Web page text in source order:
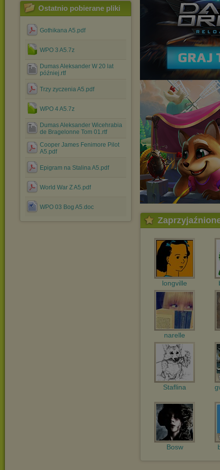
Ostatnio pobierane pliki
Gothikana A5.pdf
WPO 3 A5.7z
Dumas Aleksander W 20 lat
później.rtf
Trzy zyczenia A5.pdf
WPO 4 A5.7z
Dumas Aleksander Wicehrabia
de Bragelonne Tom 01.rtf
Cooper James Fenimore Pilot
A5.pdf
Epigram na Stalina A5.pdf
World War Z A5.pdf
WPO 03 Bog A5.doc
longville
narelle
Staflina
Bosw